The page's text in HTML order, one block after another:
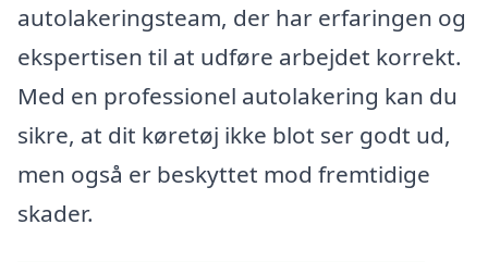
autolakeringsteam, der har erfaringen og
ekspertisen til at udføre arbejdet korrekt.
Med en professionel autolakering kan du
sikre, at dit køretøj ikke blot ser godt ud,
men også er beskyttet mod fremtidige
skader.